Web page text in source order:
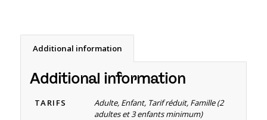
Additional information
Additional information
TARIFS
Adulte, Enfant, Tarif réduit, Famille (2
adultes et 3 enfants minimum)